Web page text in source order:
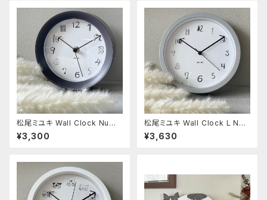
松尾ミユキ Wall Clock Numb
ers Charcoal
¥3,300
松尾ミユキ Wall Clock L Nu
mbers Gray
¥3,630